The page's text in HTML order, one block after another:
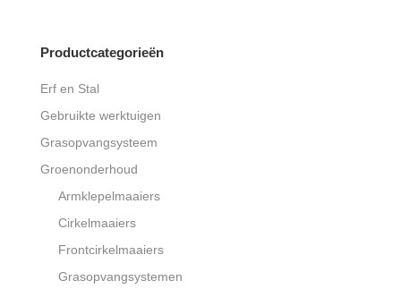
Productcategorieën
Erf en Stal
Gebruikte werktuigen
Grasopvangsysteem
Groenonderhoud
Armklepelmaaiers
Cirkelmaaiers
Frontcirkelmaaiers
Grasopvangsystemen